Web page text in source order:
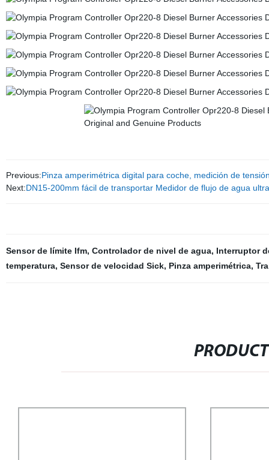
Previous:Pinza amperimétrica digital para coche, medición de
Next:DN15-200mm fácil de transportar Medidor de flujo de agua
Sensor de límite Ifm, Controlador de nivel de agua, Interruptor
temperatura, Sensor de velocidad Sick, Pinza amperimétrica,